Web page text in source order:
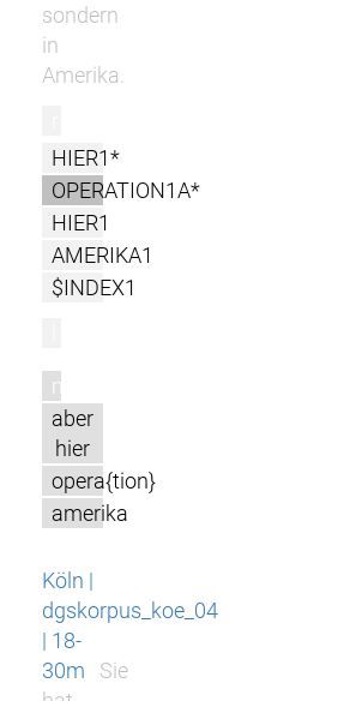
sondern
in
Amerika.
HIER1*
OPERATION1A*
HIER1
AMERIKA1
$INDEX1
m
aber
hier
opera{tion}
amerika
Köln |
dgskorpus_koe_04
| 18-
30m
Sie